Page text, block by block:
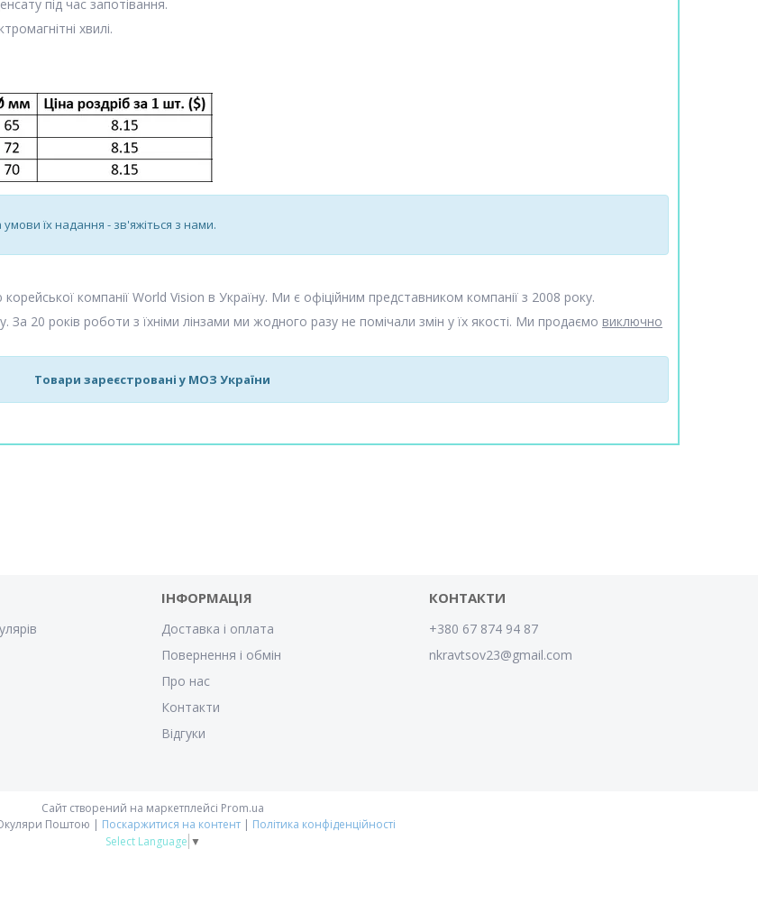
під час запотівання.
хвилі.
їх надання - зв'яжіться з нами.
компанії World Vision в Україну. Ми є офіційним представником компанії з 2008 року.
За 20 років роботи з їхніми лінзами ми жодного разу не помічали змін у їх якості. Ми продаємо виключно
Товари зареєстровані у МОЗ України
ІНФОРМАЦІЯ
Доставка і оплата
Повернення і обмін
Про нас
Контакти
Відгуки
КОНТАКТИ
+380 67 874 94 87
nkravtsov23@gmail.com
Сайт створений на маркетплейсі Prom.ua
Онлайн-оптика Окуляри Поштою | Поскаржитися на контент | Політика конфіденційності
Select Language ▼